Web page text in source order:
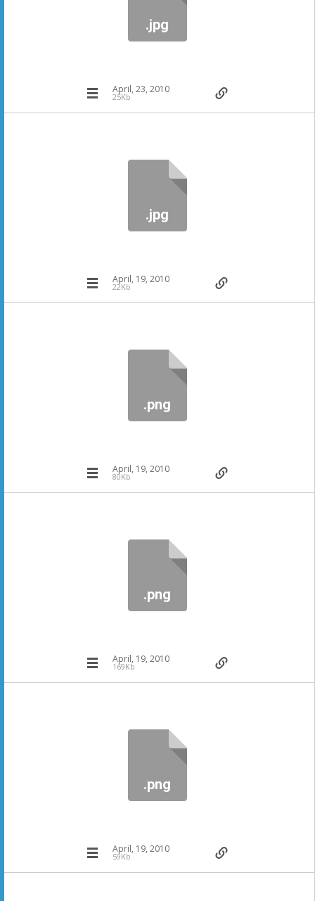
.jpg
April, 23, 2010
25Kb
.jpg
April, 19, 2010
22Kb
.png
April, 19, 2010
80Kb
.png
April, 19, 2010
169Kb
.png
April, 19, 2010
59Kb